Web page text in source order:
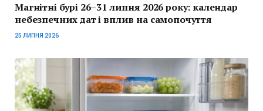
Магнітні бурі 26–31 липня 2026 року: календар
небезпечних дат і вплив на самопочуття
25 ЛИПНЯ 2026